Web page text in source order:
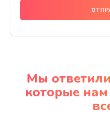
Мы
которые